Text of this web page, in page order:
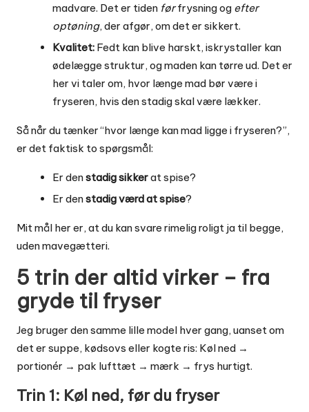
madvare. Det er tiden førfrysning og efter
optøning, der afgør, om det er sikkert.
Kvalitet: Fedt kan blive harskt, iskrystaller kan
ødelægge struktur, og maden kan tørre ud. Det er
her vi taler om, hvor længe mad bør være i
fryseren, hvis den stadig skal være lækker.
Så når du tænker “hvor længe kan mad ligge i fryseren?”,
er det faktisk to spørgsmål:
Er denstadig sikkerat spise?
Er denstadig værd at spise?
Mit mål her er, at du kan svare rimelig roligt ja til begge,
uden mavegætteri.
5 trin der altid virker – fra
gryde til fryser
Jeg bruger den samme lille model hver gang, uanset om
det er suppe, kødsovs eller kogte ris: Køl ned →
portionér → pak lufttæt → mærk → frys hurtigt.
Trin 1: Køl ned, før du fryser